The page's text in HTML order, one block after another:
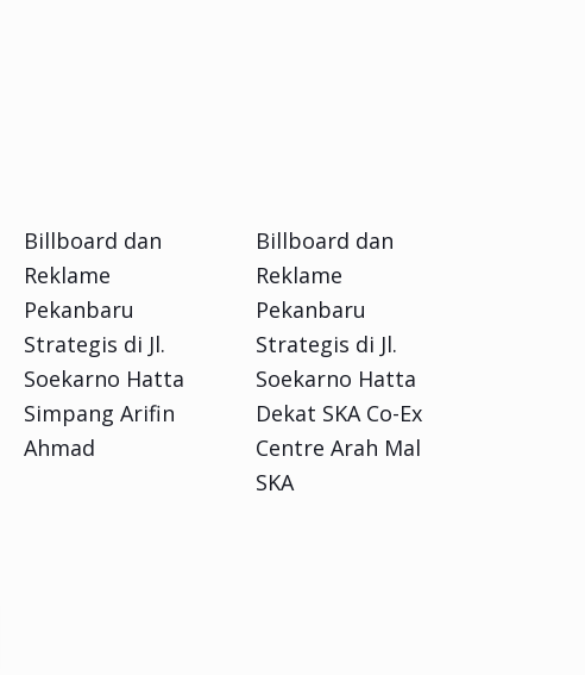
Billboard dan
Reklame
Pekanbaru
Strategis di Jl.
Soekarno Hatta
Simpang Arifin
Ahmad
Billboard dan
Reklame
Pekanbaru
Strategis di Jl.
Soekarno Hatta
Dekat SKA Co-Ex
Centre Arah Mal
SKA